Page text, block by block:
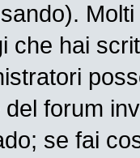
che hai
forum
se fai